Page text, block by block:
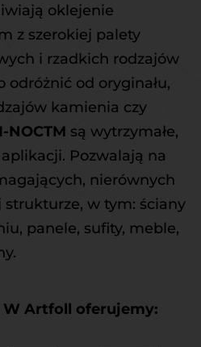
oklejenie
z szerokiej palety
i rzadkich rodzajów
od oryginału,
kamienia czy
NOCTM są wytrzymałe,
Pozwalają na
nierównych
strukturze, w tym: ściany
panele, sufity, meble,
W Artfoll oferujemy: